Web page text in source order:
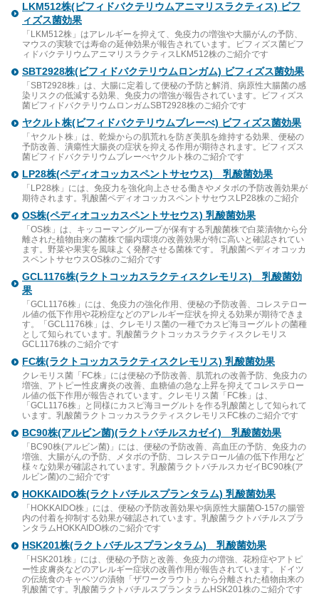
LKM512株(ビフィドバクテリウムアニマリスラクティス) ビフ
ィズス菌効果
「LKM512株」はアレルギーを抑えて、免疫力の増強や大腸がんの予防、
マウスの実験では寿命の延伸効果が報告されています。ビフィズス菌ビフ
ィドバクテリウムアニマリスラクティスLKM512株のご紹介です
SBT2928株(ビフィドバクテリウムロンガム) ビフィズス菌効果
「SBT2928株」は、大腸に定着して便秘の予防と解消、病原性大腸菌の感
染リスクの低減する効果、免疫力の増強が報告されています。ビフィズス
菌ビフィドバクテリウムロンガムSBT2928株のご紹介です
ヤクルト株(ビフィドバクテリウムブレーべ) ビフィズス菌効果
「ヤクルト株」は、乾燥からの肌荒れを防ぎ美肌を維持する効果、便秘の
予防改善、潰瘍性大腸炎の症状を抑える作用が期待されます。ビフィズス
菌ビフィドバクテリウムブレーべヤクルト株のご紹介です
LP28株(ペディオコッカスペントサセウス) 乳酸菌効果
「LP28株」には、免疫力を強化向上させる働きやメタボの予防改善効果が
期待されます。乳酸菌ペディオコッカスペントサセウスLP28株のご紹介
OS株(ペディオコッカスペントサセウス) 乳酸菌効果
「OS株」は、キッコーマングループが保有する乳酸菌株で白菜漬物から分
離された植物由来の菌株で腸内環境の改善効果が特に高いと確認されてい
ます。野菜や果実を風味よく発酵させる菌株です。 乳酸菌ペディオコッカ
スペントサセウスOS株のご紹介です
GCL1176株(ラクトコッカスラクティスクレモリス) 乳酸菌効
果
「GCL1176株」には、免疫力の強化作用、便秘の予防改善、コレステロー
ル値の低下作用や花粉症などのアレルギー症状を抑える効果が期待できま
す。「GCL1176株」は、クレモリス菌の一種でカスピ海ヨーグルトの菌種
として知られています。乳酸菌ラクトコッカスラクティスクレモリス
GCL1176株のご紹介です
FC株(ラクトコッカスラクティスクレモリス) 乳酸菌効果
クレモリス菌「FC株」には便秘の予防改善、肌荒れの改善予防、免疫力の
増強、アトピー性皮膚炎の改善、血糖値の急な上昇を抑えてコレステロー
ル値の低下作用が報告されています。クレモリス菌「FC株」は、
「GCL1176株」と同様にカスピ海ヨーグルトを作る乳酸菌として知られて
います。乳酸菌ラクトコッカスラクティスクレモリスFC株のご紹介です
BC90株(アルビン菌)(ラクトバチルスカゼイ) 乳酸菌効果
「BC90株(アルビン菌)」には、便秘の予防改善、高血圧の予防、免疫力の
増強、大腸がんの予防、メタボの予防、コレステロール値の低下作用など
様々な効果が確認されています。乳酸菌ラクトバチルスカゼイBC90株(ア
ルビン菌)のご紹介です
HOKKAIDO株(ラクトバチルスプランタラム) 乳酸菌効果
「HOKKAIDO株」には、便秘の予防改善効果や病原性大腸菌O-157の腸管
内の付着を抑制する効果が確認されています。乳酸菌ラクトバチルスプラ
ンタラムHOKKAIDO株のご紹介です
HSK201株(ラクトバチルスプランタラム) 乳酸菌効果
「HSK201株」には、便秘の予防と改善、免疫力の増強、花粉症やアトピ
ー性皮膚炎などのアレルギー症状の改善作用が報告されています。ドイツ
の伝統食のキャベツの漬物「ザワークラウト」から分離された植物由来の
乳酸菌です。乳酸菌ラクトバチルスプランタラムHSK201株のご紹介です